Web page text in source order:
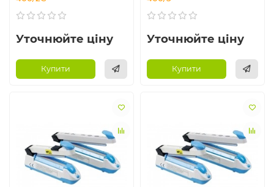
Уточнюйте ціну
Купити
Уточнюйте ціну
Купити